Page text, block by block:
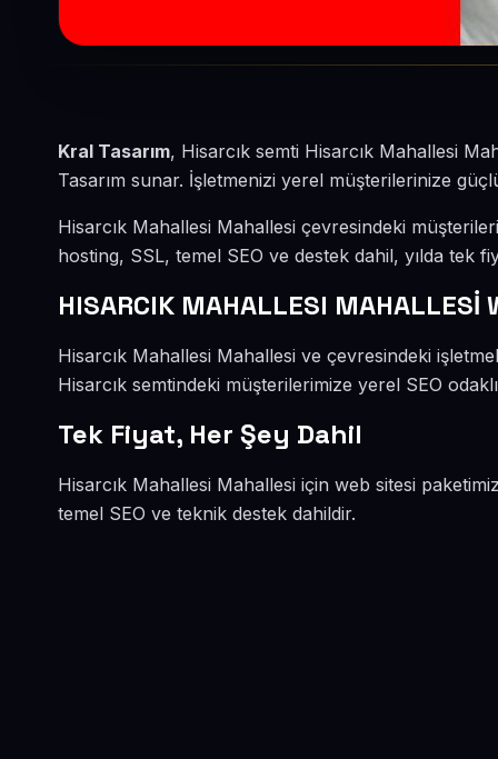
Kral Tasarım, Hisarcık semti Hisarcık Mahallesi
Tasarım sunar. İşletmenizi yerel müşterilerinize
Hisarcık Mahallesi Mahallesi çevresindeki
hosting, SSL, temel SEO ve destek dahil, yılda tek
HISARCIK MAHALLESI MAHALLESİ
Hisarcık Mahallesi Mahallesi ve çevresindeki
Hisarcık semtindeki müşterilerimize yerel SEO
Tek Fiyat, Her Şey Dahil
Hisarcık Mahallesi Mahallesi için web sitesi
temel SEO ve teknik destek dahildir.